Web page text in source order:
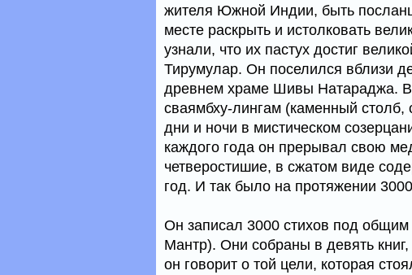
жителя Южной Индии, быть
месте раскрыть и истолковать
узнали, что их пастух достиг
Тирумулар. Он поселился вблизи
древнем храме Шивы Натараджа.
сваямбху-лингам (каменный
дни и ночи в мистическом
каждого года он прерывал свою
четверостишие, в сжатом виде
год. И так было на протяжении
Он записал 3000 стихов под
Мантр). Они собраны в девять
он говорит о той цели, которая